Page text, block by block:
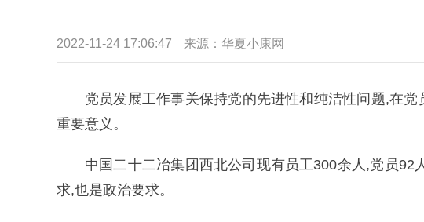
2022-11-24 17:06:47 来源：华夏小康网
党员发展工作事关保持党的先进性和纯洁性问题,在
重要意义。
中国二十二冶集团西北公司现有员工300余人,党员
求,也是政治要求。